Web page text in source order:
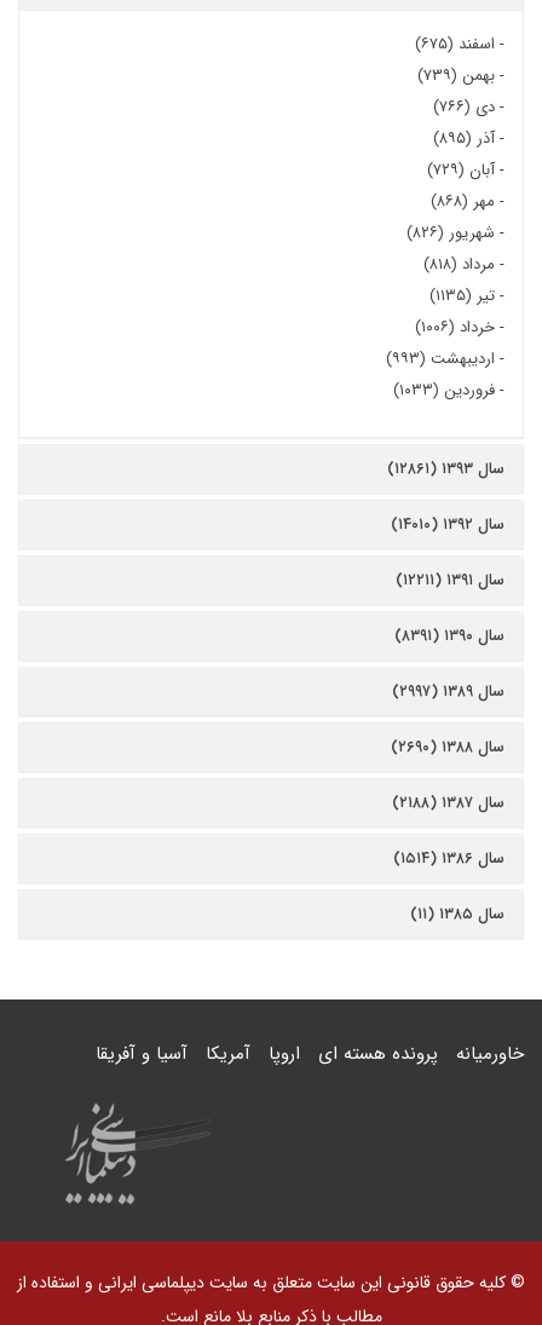
- اسفند (۶۷۵)
-بهمن (۷۳۹)
-دی (۷۶۶)
-آذر (۸۹۵)
-آبان (۷۲۹)
- مهر (۸۶۸)
- شهریور (۸۲۶)
- مرداد (۸۱۸)
-تیر (۱۱۳۵)
-خرداد (۱۰۰۶)
- اردیبهشت (۹۹۳)
-فروردین (۱۰۳۳)
سال ۱۳۹۳ (۱۲۸۶۱)
سال ۱۳۹۲ (۱۴۰۱۰)
سال ۱۳۹۱ (۱۲۲۱۱)
سال ۱۳۹۰ (۸۳۹۱)
سال ۱۳۸۹ (۲۹۹۷)
سال ۱۳۸۸ (۲۶۹۰)
سال ۱۳۸۷ (۲۱۸۸)
سال ۱۳۸۶ (۱۵۱۴)
سال ۱۳۸۵ (۱۱)
خاورمیانه پرونده هسته ای اروپا آمریکا آسیا و آفریقا
© کلیه حقوق قانونی این سایت متعلق به سایت دیپلماسی ایرانی و استفاده از
مطالب با ذکر منابع بلا مانع است.